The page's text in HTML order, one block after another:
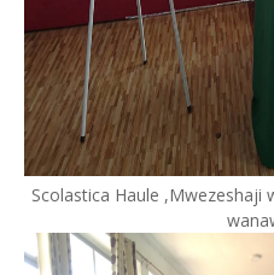
Scolastica Haule ,Mwezeshaji